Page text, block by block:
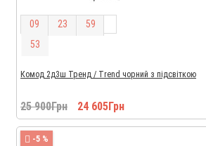
09 23 59
52
Комод 2д3ш Тренд / Trend чорний з підсвіткою
25 900Грн 24 605Грн
-5 %